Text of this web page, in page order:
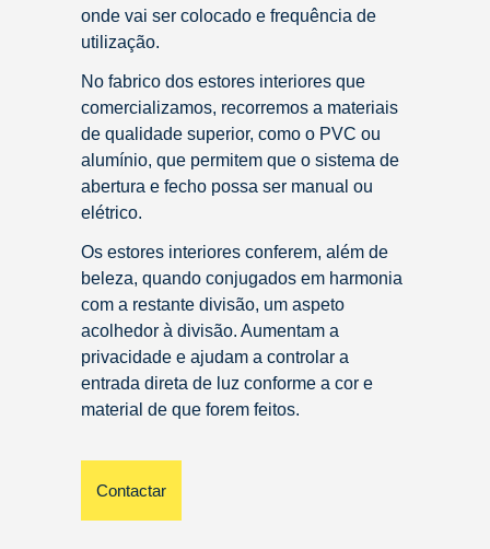
onde vai ser colocado e frequência de
utilização.
No fabrico dos estores interiores que
comercializamos, recorremos a materiais
de qualidade superior, como o PVC ou
alumínio, que permitem que o sistema de
abertura e fecho possa ser manual ou
elétrico.
Os estores interiores conferem, além de
beleza, quando conjugados em harmonia
com a restante divisão, um aspeto
acolhedor à divisão. Aumentam a
privacidade e ajudam a controlar a
entrada direta de luz conforme a cor e
material de que forem feitos.
Contactar